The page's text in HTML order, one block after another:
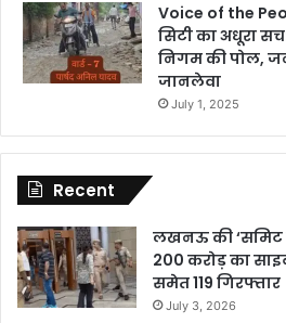
Voice of the
सिटी का अधूरा
निगम की पोल,
जानलेवा
July 1, 2025
Recent
लखनऊ की ‘समिट
200 करोड़ का
समेत 119 गिरफ्तार
July 3, 2026